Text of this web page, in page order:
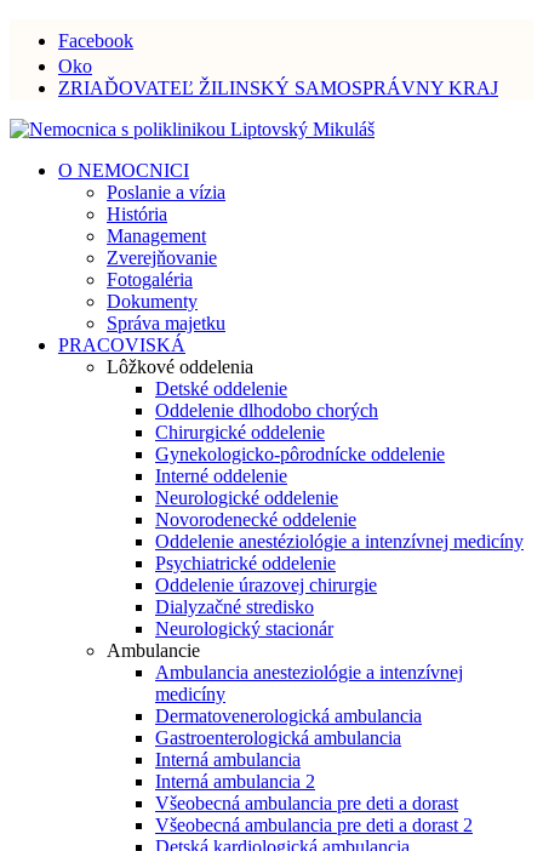
Facebook
Oko
ZRIAĎOVATEĽ ŽILINSKÝ SAMOSPRÁVNY KRAJ
O NEMOCNICI
Poslanie a vízia
História
Management
Zverejňovanie
Fotogaléria
Dokumenty
Správa majetku
PRACOVISKÁ
Lôžkové oddelenia
Detské oddelenie
Oddelenie dlhodobo chorých
Chirurgické oddelenie
Gynekologicko-pôrodnícke oddelenie
Interné oddelenie
Neurologické oddelenie
Novorodenecké oddelenie
Oddelenie anestéziológie a intenzívnej medicíny
Psychiatrické oddelenie
Oddelenie úrazovej chirurgie
Dialyzačné stredisko
Neurologický stacionár
Ambulancie
Ambulancia anesteziológie a intenzívnej
medicíny
Dermatovenerologická ambulancia
Gastroenterologická ambulancia
Interná ambulancia
Interná ambulancia 2
Všeobecná ambulancia pre deti a dorast
Všeobecná ambulancia pre deti a dorast 2
Detská kardiologická ambulancia